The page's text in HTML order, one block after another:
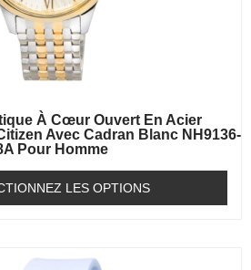
À Cœur Ouvert En Acier
Avec Cadran Blanc NH9136-
Pour Homme
LES OPTIONS